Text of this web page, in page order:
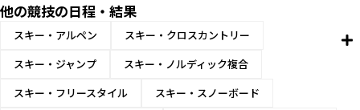
他の競技の日程・結果
スキー・アルペン
スキー・クロスカントリー
スキー・ジャンプ
スキー・ノルディック複合
スキー・フリースタイル
スキー・スノーボード